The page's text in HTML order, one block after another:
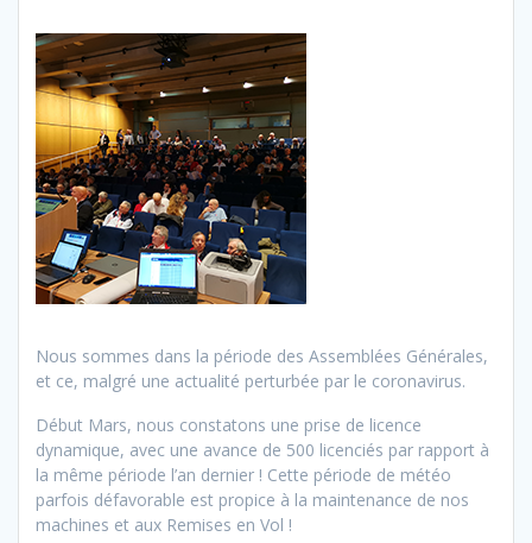
Nous sommes dans la période des Assemblées Générales,
et ce, malgré une actualité perturbée par le coronavirus.
Début Mars, nous constatons une prise de licence
dynamique, avec une avance de 500 licenciés par rapport à
la même période l’an dernier ! Cette période de météo
parfois défavorable est propice à la maintenance de nos
machines et aux Remises en Vol !